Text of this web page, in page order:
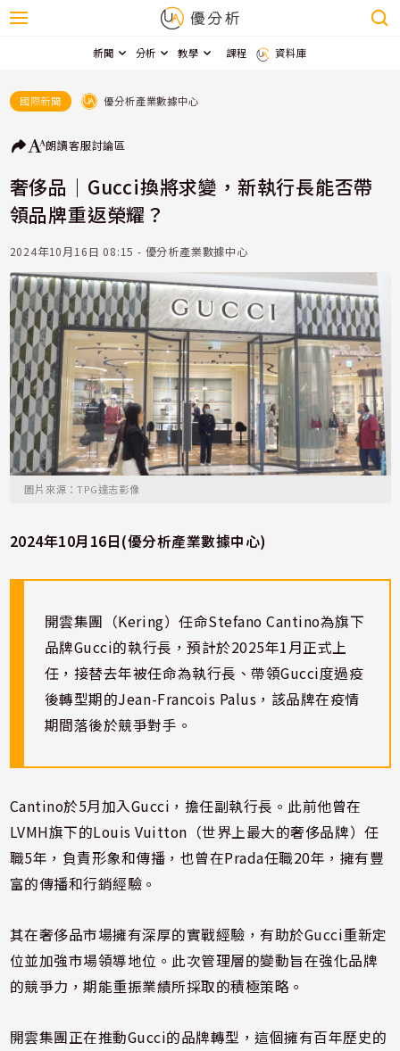
新聞 分析 教學 課程 資料庫
國際新聞 優分析產業數據中心
朗讀客服討論區
奢侈品｜Gucci換將求變，新執行長能否帶
領品牌重返榮耀？
2024年10月16日 08:15 - 優分析產業數據中心
圖片來源：TPG達志影像
2024年10月16日(優分析產業數據中心)
開雲集團（Kering）任命Stefano Cantino為旗下
品牌Gucci的執行長，預計於2025年1月正式上
任，接替去年被任命為執行長、帶領Gucci度過疫
後轉型期的Jean-Francois Palus，該品牌在疫情
期間落後於競爭對手。
Cantino於5月加入Gucci，擔任副執行長。此前他曾在
LVMH旗下的Louis Vuitton（世界上最大的奢侈品牌）任
職5年，負責形象和傳播，也曾在Prada任職20年，擁有豐
富的傳播和行銷經驗。
其在奢侈品市場擁有深厚的實戰經驗，有助於Gucci重新定
位並加強市場領導地位。此次管理層的變動旨在強化品牌
的競爭力，期能重振業績所採取的積極策略。
開雲集團正在推動Gucci的品牌轉型，這個擁有百年歷史的